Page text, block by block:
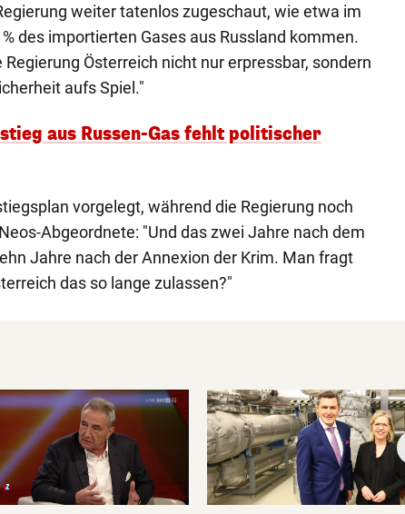
weiter tatenlos zugeschaut, wie etwa im
des importierten Gases aus Russland kommen.
Österreich nicht nur erpressbar, sondern
aufs Spiel."
aus Russen-Gas fehlt politischer
vorgelegt, während die Regierung noch
Abgeordnete: "Und das zwei Jahre nach dem
Jahre nach der Annexion der Krim. Man fragt
das so lange zulassen?"